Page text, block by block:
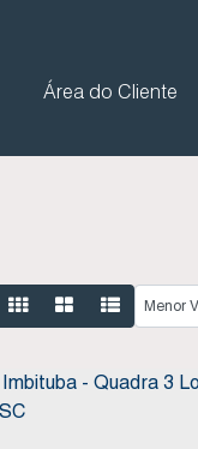
Área do Cliente